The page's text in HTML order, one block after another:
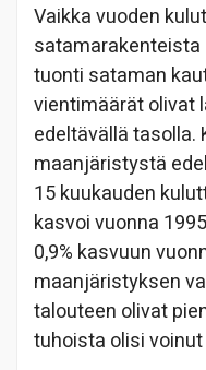
Vaikka vuoden
satamarakenteista
tuonti sataman
vientimäärät olivat
edeltävällä tasolla.
maanjäristystä
15 kuukauden
kasvoi vuonna
0,9% kasvuun
maanjäristyksen
talouteen olivat
tuhoista olisi